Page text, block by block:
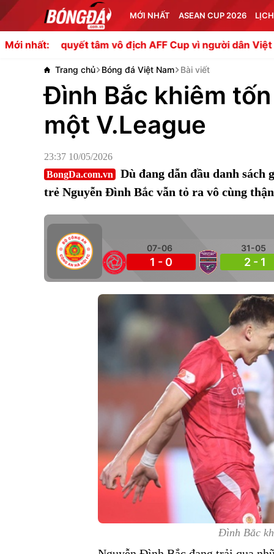
MỚI NHẤT ASEAN CUP 2026
Mới nhất:
quyết tâm vô địch AFF Cup vì người dân Việt Nam
Trang chủ Bóng đá Việt Nam Bài viết
Đình Bắc khiêm
một V.League
23:37 10/05/2026
BongDa.com.vn
Dù đang dẫn đầu danh
trẻ Nguyễn Đình Bắc vẫn tỏ ra vô cùng
07-06
1 - 0
31-05
2 - 1
Đình Bắc